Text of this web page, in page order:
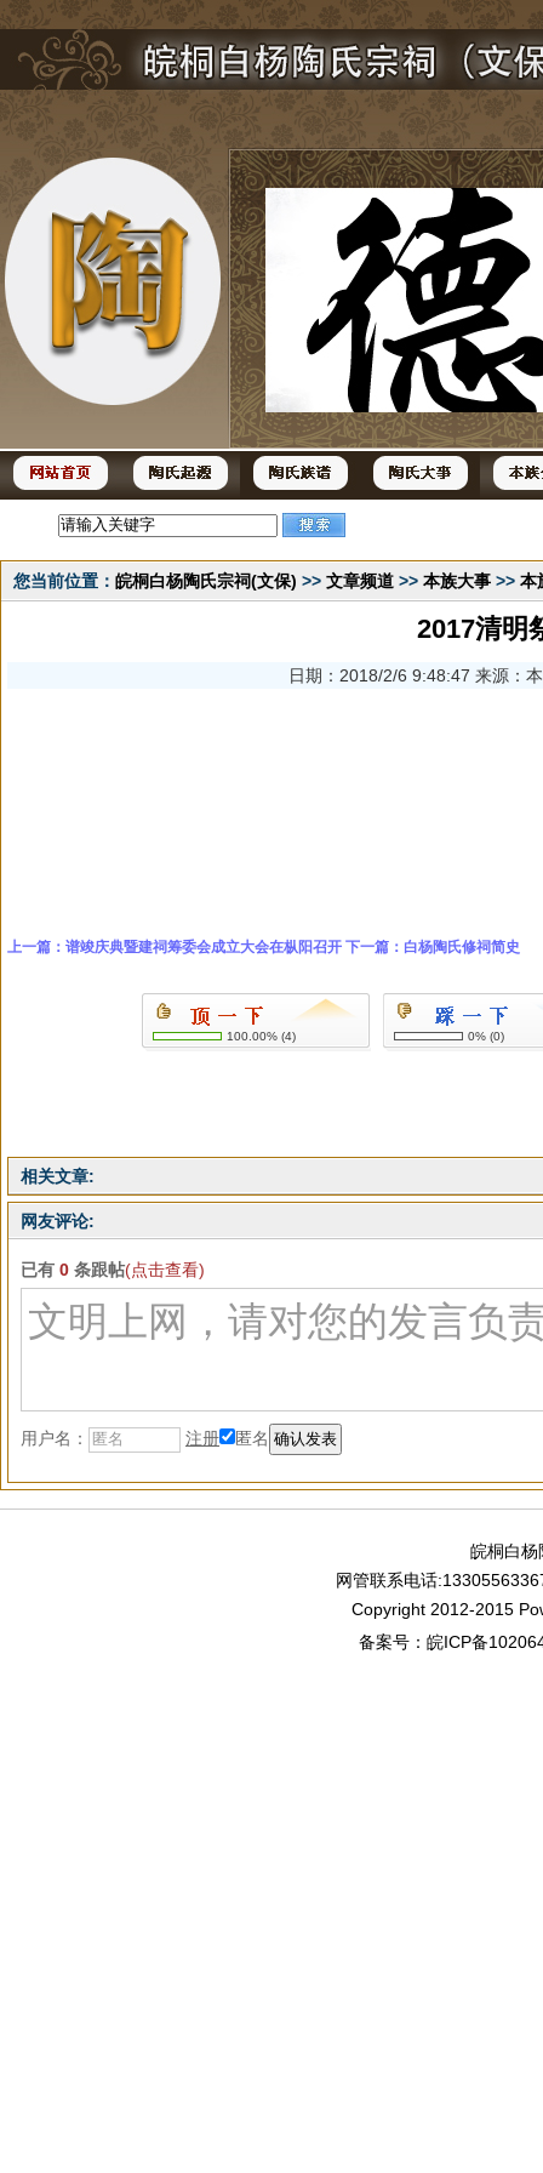
您当前位置： 皖桐白杨陶氏宗祠(文保) >> 文章频道 >> 本族大事 >> 本
2017清明
日期：2018/2/6 9:48:47 来源：
上一篇： 谱竣庆典暨建祠筹委会成立大会在枞阳召开 下一篇： 白杨陶氏修祠简史
100.00% (4) 0% (0)
相关文章:
网友评论:
已有 0 条跟帖(点击查看)
用户名： 注册 匿名
皖桐白杨
网管联系电话
Copyright 2012-2015
备案号： 皖ICP备